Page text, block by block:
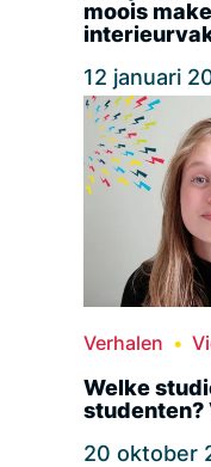
moois
12 januari
Verhalen
Welke
studenten?
20 oktober